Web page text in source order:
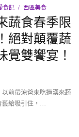
食記 西區美食
蔬食春季限
絕對顛覆蔬
覺雙饗宴！
前帶涼爸來吃過漢來蔬
藝給吸引住，…